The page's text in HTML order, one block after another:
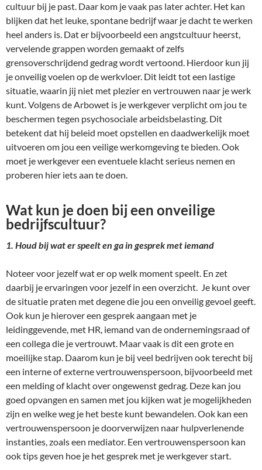
cultuur bij je past. Daar kom je vaak pas later achter. Het kan
blijken dat het leuke, spontane bedrijf waar je dacht te werken
heel anders is. Dat er bijvoorbeeld een angstcultuur heerst,
vervelende grappen worden gemaakt of zelfs
grensoverschrijdend gedrag wordt vertoond. Hierdoor kun jij
je onveilig voelen op de werkvloer. Dit leidt tot een lastige
situatie, waarin jij niet met plezier en vertrouwen naar je werk
kunt. Volgens de Arbowet is je werkgever verplicht om jou te
beschermen tegen psychosociale arbeidsbelasting. Dit
betekent dat hij beleid moet opstellen en daadwerkelijk moet
uitvoeren om jou een veilige werkomgeving te bieden. Ook
moet je werkgever een eventuele klacht serieus nemen en
proberen hier iets aan te doen.
Wat kun je doen bij een onveilige
bedrijfscultuur?
1. Houd bij wat er speelt en ga in gesprek met iemand
Noteer voor jezelf wat er op welk moment speelt. En zet
daarbij je ervaringen voor jezelf in een overzicht. Je kunt over
de situatie praten met degene die jou een onveilig gevoel geeft.
Ook kun je hierover een gesprek aangaan met je
leidinggevende, met HR, iemand van de ondernemingsraad of
een collega die je vertrouwt. Maar vaak is dit een grote en
moeilijke stap. Daarom kun je bij veel bedrijven ook terecht bij
een interne of externe vertrouwenspersoon, bijvoorbeeld met
een melding of klacht over ongewenst gedrag. Deze kan jou
goed opvangen en samen met jou kijken wat je mogelijkheden
zijn en welke weg je het beste kunt bewandelen. Ook kan een
vertrouwenspersoon je doorverwijzen naar hulpverlenende
instanties, zoals een mediator. Een vertrouwenspersoon kan
ook tips geven hoe je het gesprek met je werkgever start.